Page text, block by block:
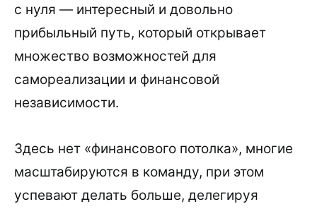
с нуля — интересный и довольно
прибыльный путь, который открывает
множество возможностей для
самореализации и финансовой
независимости.
Здесь нет «финансового потолка», многие
масштабируются в команду, при этом
успевают делать больше, делегируя